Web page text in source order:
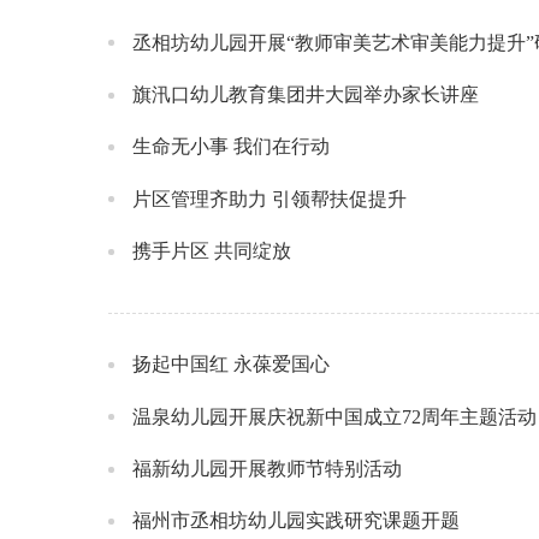
丞相坊幼儿园开展“教师审美艺术审美能力提升
旗汛口幼儿教育集团井大园举办家长讲座
生命无小事 我们在行动
片区管理齐助力 引领帮扶促提升
携手片区 共同绽放
扬起中国红 永葆爱国心
温泉幼儿园开展庆祝新中国成立72周年主题活动
福新幼儿园开展教师节特别活动
福州市丞相坊幼儿园实践研究课题开题